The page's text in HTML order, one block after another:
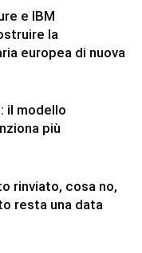
e IBM
la
europea di nuova
il modello
più
rinviato, cosa no,
resta una data